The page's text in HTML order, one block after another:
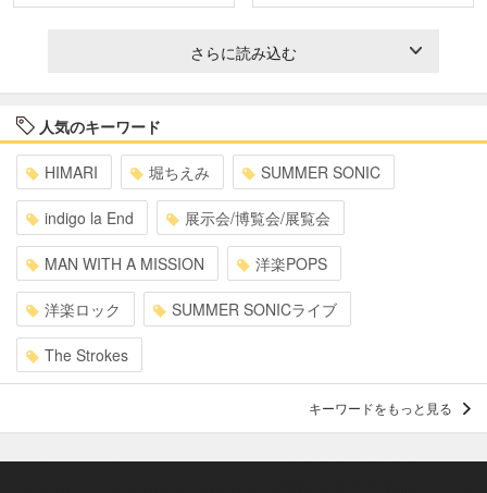
さらに読み込む
人気のキーワード
HIMARI 堀ちえみ SUMMER SONIC
indigo la End 展示会/博覧会/展覧会
MAN WITH A MISSION 洋楽POPS
洋楽ロック SUMMER SONICライブ
The Strokes
キーワードをもっと見る